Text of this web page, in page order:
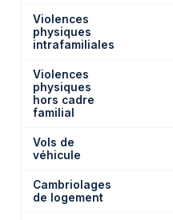
Violences
physiques
intrafamiliales
Violences
physiques
hors cadre
familial
Vols de
véhicule
Cambriolages
de logement